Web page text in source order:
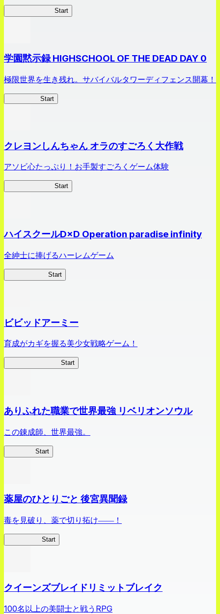
Start
学園黙示録 HIGHSCHOOL OF THE DEAD DAY 0
極限世界を生き残れ。サバイバルタワーディフェンス開幕！
Start
クレヨンしんちゃん オラのすごろく大作戦
アソビ心たっぷり！お手製すごろくゲーム体験
Start
ハイスクールD×D Operation paradise infinity
全紳士に捧げるハーレムゲーム
Start
ビビッドアーミー
育成がカギを握る美少女戦略ゲーム！
Start
ありふれた職業で世界最強 リベリオンソウル
この錬成師、世界最強。
Start
薬屋のひとりごと 後宮異聞録
毒を見破り、薬で切り拓け――！
Start
クイーンズブレイドリミットブレイク
100名以上の美闘士と戦うRPG